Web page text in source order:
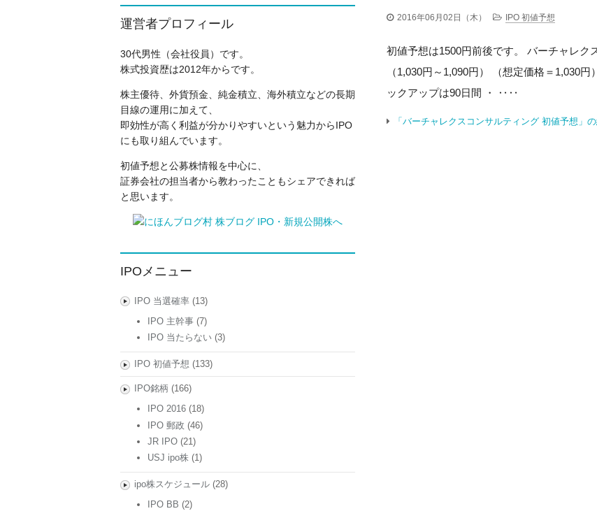
2016年06月02日（木） IPO 初値予想
初値予想は1500円前後です。 バーチャレク
（1,030円～1,090円） （想定価格＝1,030
ックアップは90日間 ・ ‥‥
「バーチャレクスコンサルティング 初値予想」
運営者プロフィール
30代男性（会社役員）です。
株式投資歴は2012年からです。
株主優待、外貨預金、純金積立、海外積立などの長期
目線の運用に加えて、
即効性が高く利益が分かりやすいという魅力からIPO
にも取り組んでいます。
初値予想と公募株情報を中心に、
証券会社の担当者から教わったこともシェアできれば
と思います。
IPOメニュー
IPO 当選確率(13)
IPO 主幹事 (7)
IPO 当たらない (3)
IPO 初値予想 (133)
IPO銘柄 (166)
IPO 2016 (18)
IPO 郵政 (46)
JR IPO (21)
USJ ipo株 (1)
ipo株スケジュール(28)
IPO BB (2)